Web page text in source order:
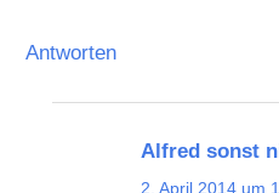
Antworten
Alfred sonst
2. April 2014 um